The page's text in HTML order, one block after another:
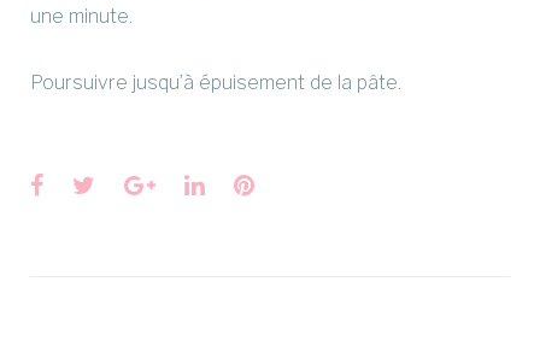
une minute.
Poursuivre jusqu’à épuisement de la pâte.
Facebook
TwitterGoogle+
LinkedInPinterest